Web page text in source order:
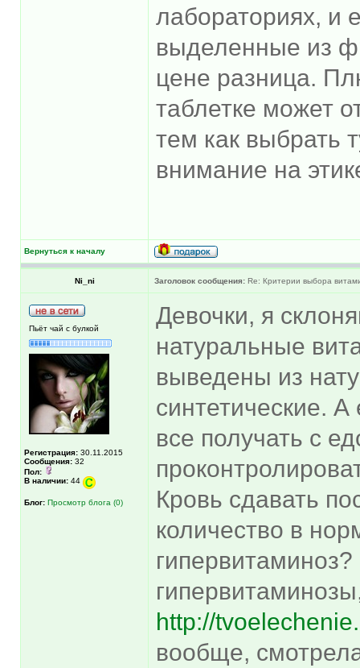
лабораториях, и
выделенные из
цене разница.
таблетке может
тем как выбрать
внимание на
Вернуться к началу
Ni_ni Заголовок сообщения: Re: Критерии выбора
Пьёт чай с булкой
Регистрация: 30.11.2015
Сообщения: 32
Пол:
В наличии: 44
Блог: Просмотр блога (0)
Девочки, я
натуральные
выведены из
синтетические.
все получать с
Кровь сдавать
количество в
http://
вообще,